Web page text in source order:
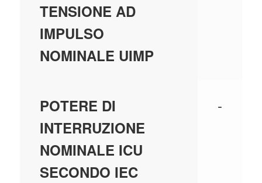
TENSIONE AD
IMPULSO
NOMINALE UIMP
POTERE DI
INTERRUZIONE
NOMINALE ICU
SECONDO IEC
-